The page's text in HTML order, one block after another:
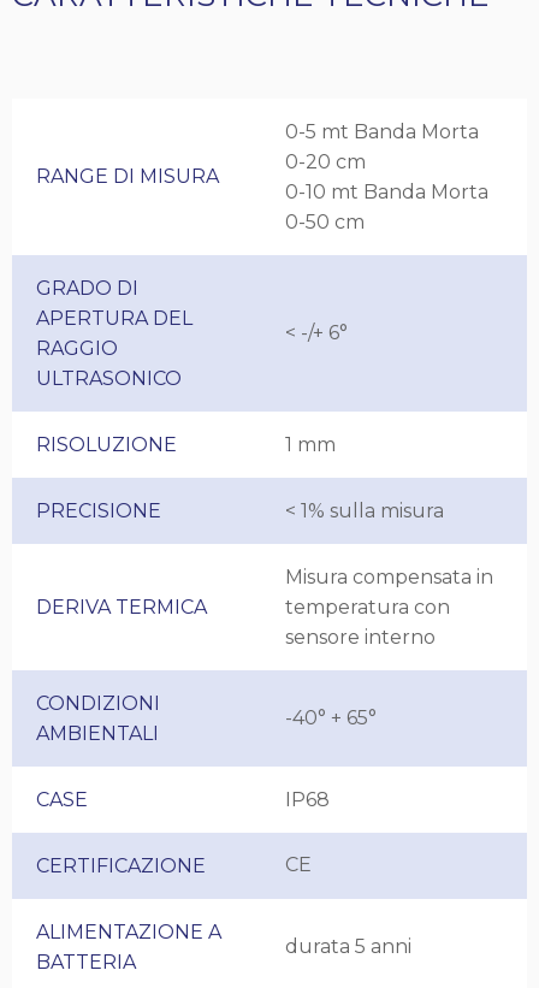
RANGE DI MISURA
0-5 mt Banda Morta
0-20 cm
0-10 mt Banda Morta
0-50 cm
GRADO DI
APERTURA DEL
RAGGIO
ULTRASONICO
< -/+ 6°
RISOLUZIONE 1 mm
PRECISIONE < 1% sulla misura
DERIVA TERMICA
Misura compensata in
temperatura con
sensore interno
CONDIZIONI
AMBIENTALI
-40° + 65°
CASE IP68
CERTIFICAZIONE CE
ALIMENTAZIONE A
BATTERIA
durata 5 anni